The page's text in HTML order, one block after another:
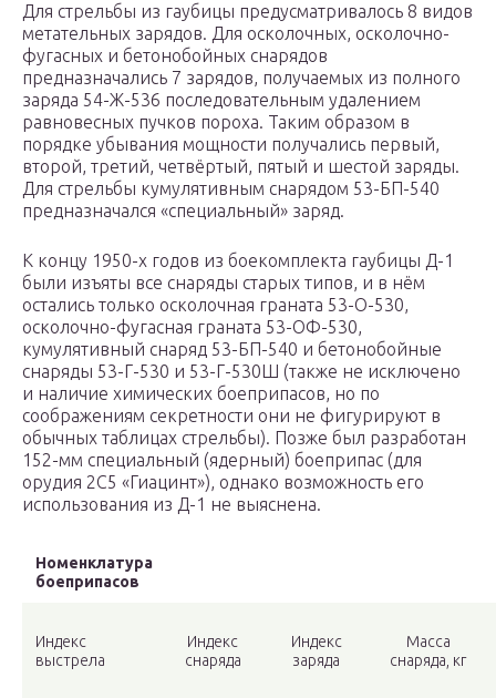
Для стрельбы из гаубицы предусматривалось 8 видов
метательных зарядов. Для осколочных, осколочно-
фугасных и бетонобойных снарядов
предназначались 7 зарядов, получаемых из полного
заряда 54-Ж-536 последовательным удалением
равновесных пучков пороха. Таким образом в
порядке убывания мощности получались первый,
второй, третий, четвёртый, пятый и шестой заряды.
Для стрельбы кумулятивным снарядом 53-БП-540
предназначался «специальный» заряд.
К концу 1950-х годов из боекомплекта гаубицы Д-1
были изъяты все снаряды старых типов, и в нём
остались только осколочная граната 53-О-530,
осколочно-фугасная граната 53-ОФ-530,
кумулятивный снаряд 53-БП-540 и бетонобойные
снаряды 53-Г-530 и 53-Г-530Ш (также не исключено
и наличие химических боеприпасов, но по
соображениям секретности они не фигурируют в
обычных таблицах стрельбы). Позже был разработан
152-мм специальный (ядерный) боеприпас (для
орудия 2С5 «Гиацинт»), однако возможность его
использования из Д-1 не выяснена.
Номенклатура
боеприпасов
Индекс
выстрела
Индекс
снаряда
Индекс
заряда
Масса
снаряда, кг